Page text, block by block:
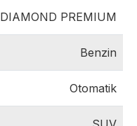
DIAMOND PREMIUM
Benzin
Otomatik